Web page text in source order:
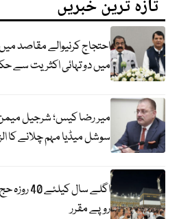
تازہ ترین خبریں
احتجاج کرنیوالے مقاصد
میں دو تہائی اکثریت سے
میر رضا کیس؛ شرجیل
سوشل میڈیا مہم چلانے کا
روپے مقرر